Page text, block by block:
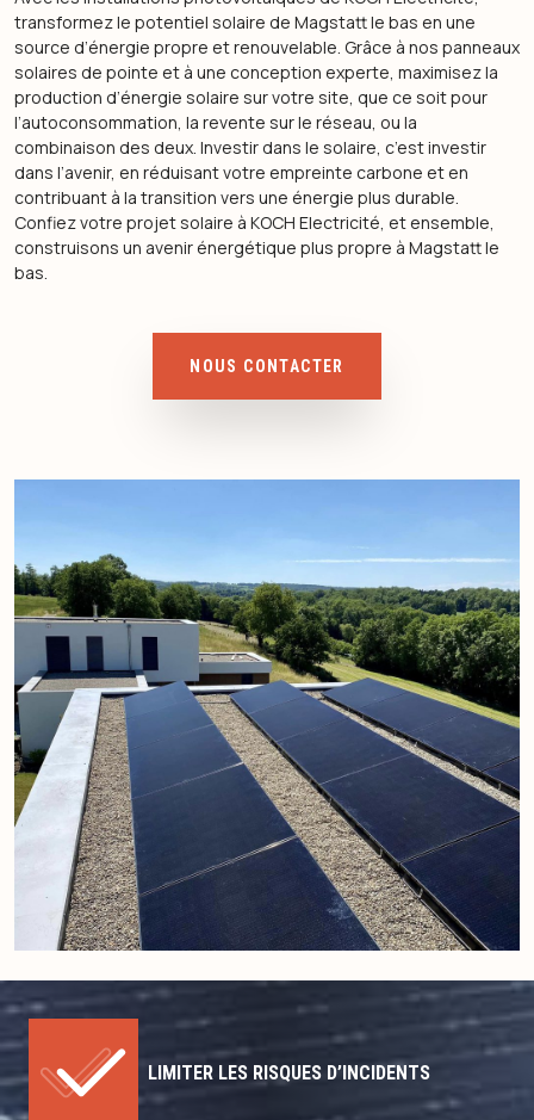
transformez le potentiel solaire de Magstatt le bas en une
source d’énergie propre et renouvelable. Grâce à nos panneaux
solaires de pointe et à une conception experte, maximisez la
production d’énergie solaire sur votre site, que ce soit pour
l’autoconsommation, la revente sur le réseau, ou la
combinaison des deux. Investir dans le solaire, c’est investir
dans l’avenir, en réduisant votre empreinte carbone et en
contribuant à la transition vers une énergie plus durable.
Confiez votre projet solaire à KOCH Electricité, et ensemble,
construisons un avenir énergétique plus propre à Magstatt le
bas.
NOUS CONTACTER
LIMITER LES RISQUES D’INCIDENTS